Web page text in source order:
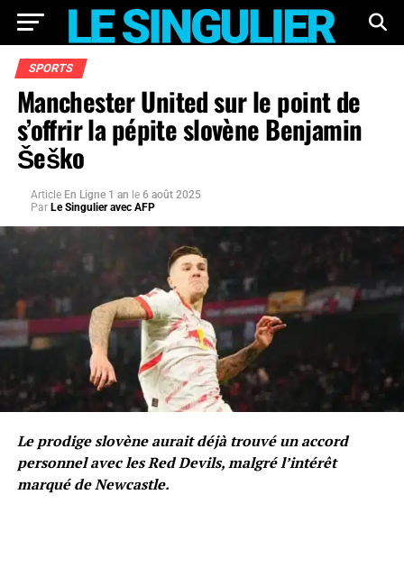
SPORTS
Manchester United sur le point de
s’offrir la pépite slovène Benjamin
Šeško
Article En Ligne 1 an le 6 août 2025
Par Le Singulier avec AFP
Le prodige slovène aurait déjà trouvé un accord
personnel avec les Red Devils, malgré l’intérêt
marqué de Newcastle.